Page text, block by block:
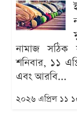
নামাজ
শনিবার, ১১
এবং আরবি...
২০২৬ এপ্রিল ১১